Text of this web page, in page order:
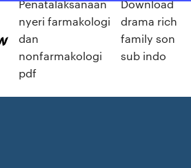
Penatalaksanaan
nyeri farmakologi
dan
nonfarmakologi
pdf
Download
drama rich
family son
sub indo